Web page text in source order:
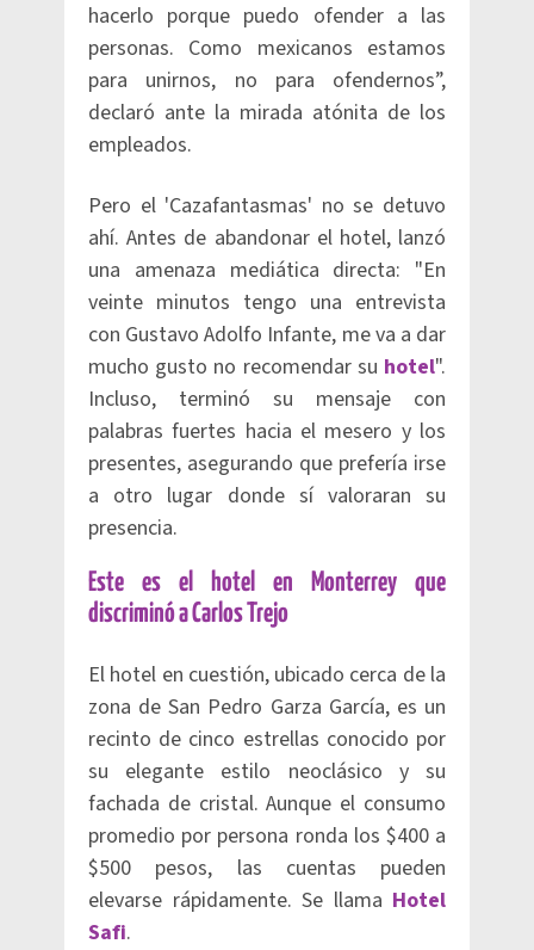
hacerlo porque puedo ofender a las
personas. Como mexicanos estamos
para unirnos, no para ofendernos”,
declaró ante la mirada atónita de los
empleados.
Pero el 'Cazafantasmas' no se detuvo
ahí. Antes de abandonar el hotel, lanzó
una amenaza mediática directa: "En
veinte minutos tengo una entrevista
con Gustavo Adolfo Infante, me va a dar
mucho gusto no recomendar su hotel".
Incluso, terminó su mensaje con
palabras fuertes hacia el mesero y los
presentes, asegurando que prefería irse
a otro lugar donde sí valoraran su
presencia.
Este es el hotel en Monterrey que
discriminó a Carlos Trejo
El hotel en cuestión, ubicado cerca de la
zona de San Pedro Garza García, es un
recinto de cinco estrellas conocido por
su elegante estilo neoclásico y su
fachada de cristal. Aunque el consumo
promedio por persona ronda los $400 a
$500 pesos, las cuentas pueden
elevarse rápidamente. Se llama Hotel
Safi.